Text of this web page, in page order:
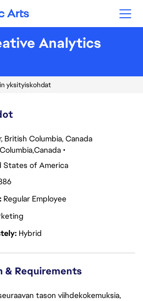
Arts
Analytics
yksityiskohdat
British Columbia, Canada
Canada
States of America
Regular Employee
Hybrid
& Requirements
tason viihdekokemuksia,